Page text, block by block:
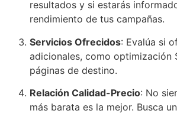
resultados y si estarás
rendimiento de tus campañas.
Servicios Ofrecidos: Evalúa si
adicionales, como optimización
páginas de destino.
Relación Calidad-Precio: No
más barata es la mejor. Busca